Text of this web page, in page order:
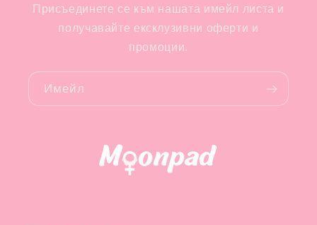
Присъединете се към нашата имейл листа и
получавайте ексклузивни оферти и
промоции.
Имейл